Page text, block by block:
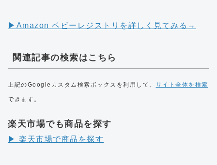
▶︎Amazon ベビーレジストリを詳しく見てみる→
関連記事の検索はこちら
上記のGoogleカスタム検索ボックスを利用して、 サイト全体を検索
できます。
楽天市場でも商品を探す
▶︎ 楽天市場で商品を探す